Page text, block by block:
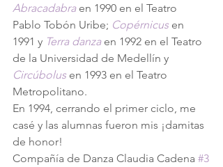
Abracadabra en 1990 en el Teatro
Pablo Tobón Uribe; Copérnicus en
1991 y Terra danza en 1992 en el Teatro
de la Universidad de Medellín y
Circúbolus en 1993 en el Teatro
Metropolitano.
En 1994, cerrando el primer ciclo, me
casé y las alumnas fueron mis ¡damitas
de honor!
Compañía de Danza Claudia Cadena #3